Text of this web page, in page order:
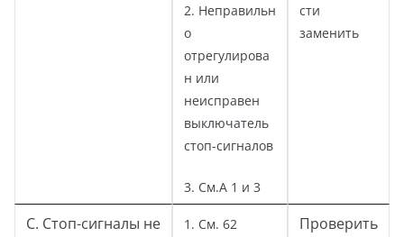
2. Неправильн
о
отрегулирова
н или
неисправен
выключатель
стоп-сигналов
3. См.А 1 и 3
сти
заменить
С. Стоп-сигналы не
1. См. 62
Проверить